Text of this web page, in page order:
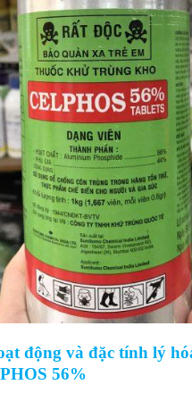
động và đặc tính lý
56%